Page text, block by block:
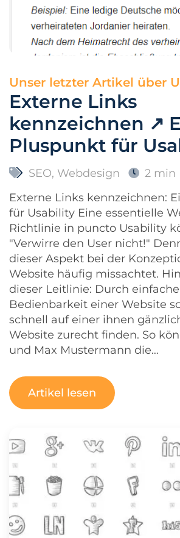
Unser letzter Artikel über
Externe Links
kennzeichnen ↗
Pluspunkt für
SEO, Webdesign
2 min
Externe Links kennzeichnen:
für Usability Eine essentielle
Richtlinie in puncto Usability
"Verwirre den User nicht!"
dieser Aspekt bei der
Website häufig missachtet.
dieser Leitlinie: Durch
Bedienbarkeit einer Website
schnell auf einer ihnen
Website zurecht finden. So
und Max Mustermann die…
Artikel lesen